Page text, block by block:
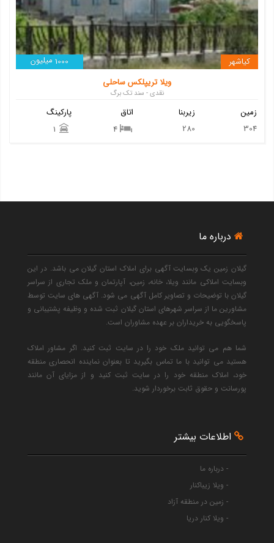
1000 میلیون
کیاشهر
ویلا تریپلکس ساحلی
نقدی - سند تک برگ
پارکینگ
اتاق
4
زیربنا
280
زمین
304
درباره ما
گیلان زمین یک وبسایت آگهی برای املاک استان گیلان می باشد. در این
وبسایت املاکی مانند ویلا، خانه، زمین، آپارتمان و ملک تجاری از سراسر
گیلان با توضیحات و تصاویر کامل آگهی می شود. آگهی های سایت توسط
مشاورین ما از سراسر شهرهای استان گیلان ثبت شده و وظیفه پشتیبانی و
پاسخگویی به خریداران بر عهده مشاوران است.
شما هم می توانید ملک خود را در سایت ثبت کنید. اگر مشاور املاک
هستید می توانید با ما تماس بگیرید تا بعنوان نماینده انحصاری منطقه
خود، املاک منطقه خود را در سایت ثبت کنید و از مزایای آن مانند
پورسانت و حقوق ثابت برخوردار شوید.
اطلاعات بیشتر
- درباره ما
- ویلا زیباکنار
- زمین در منطقه آزاد
- ویلا کنار دریا